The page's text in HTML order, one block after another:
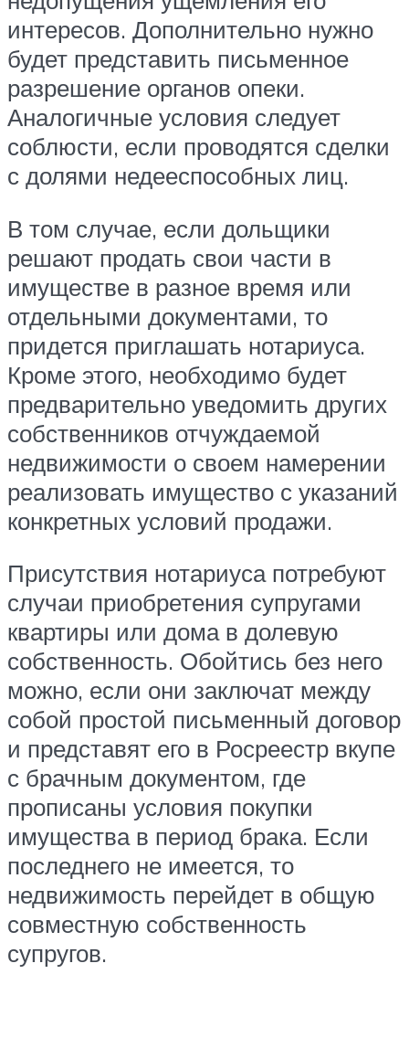
интересов. Дополнительно нужно
будет представить письменное
разрешение органов опеки.
Аналогичные условия следует
соблюсти, если проводятся сделки
с долями недееспособных лиц.
В том случае, если дольщики
решают продать свои части в
имуществе в разное время или
отдельными документами, то
придется приглашать нотариуса.
Кроме этого, необходимо будет
предварительно уведомить других
собственников отчуждаемой
недвижимости о своем намерении
реализовать имущество с указаний
конкретных условий продажи.
Присутствия нотариуса потребуют
случаи приобретения супругами
квартиры или дома в долевую
собственность. Обойтись без него
можно, если они заключат между
собой простой письменный договор
и представят его в Росреестр вкупе
с брачным документом, где
прописаны условия покупки
имущества в период брака. Если
последнего не имеется, то
недвижимость перейдет в общую
совместную собственность
супругов.